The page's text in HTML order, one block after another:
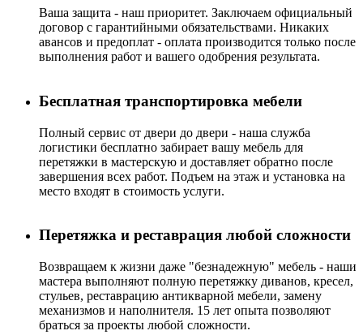
Ваша защита - наш приоритет. Заключаем официальный
договор с гарантийными обязательствами. Никаких
авансов и предоплат - оплата производится только после
выполнения работ и вашего одобрения результата.
Бесплатная транспортировка мебели
Полный сервис от двери до двери - наша служба
логистики бесплатно забирает вашу мебель для
перетяжки в мастерскую и доставляет обратно после
завершения всех работ. Подъем на этаж и установка на
место входят в стоимость услуги.
Перетяжка и реставрация любой сложности
Возвращаем к жизни даже "безнадежную" мебель - наши
мастера выполняют полную перетяжку диванов, кресел,
стульев, реставрацию антикварной мебели, замену
механизмов и наполнителя. 15 лет опыта позволяют
браться за проекты любой сложности.